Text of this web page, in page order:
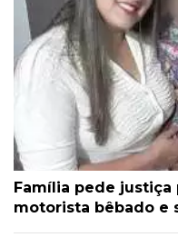
Família pede
motorista bêbado e